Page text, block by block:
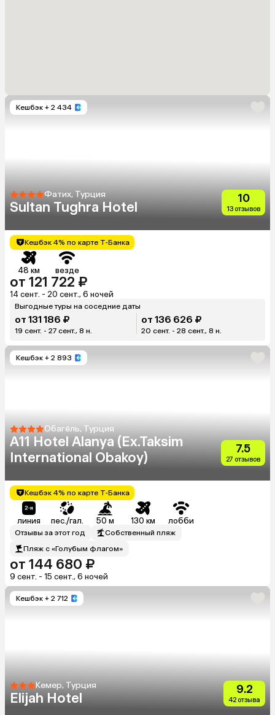
Кешбэк + 2 434
Фатих, Турция
Sultan Tughra Hotel
10
13 отзывов
Кешбэк 4% по карте Т-Банка
48 км везде
от 121 722 ₽
14 сент. - 20 сент., 6 ночей
Выгодные туры на соседние даты
от 131 186 ₽
19 сент. - 27 сент., 8 н.
от 136 626 ₽
20 сент. - 28 сент., 8 н.
Кешбэк + 2 893
Обагёль, Турция
A11 Hotel Alanya (Ex.Taksim
International Obakoy)
7.5
27 отзывов
Кешбэк 4% по карте Т-Банка
линия пес./гал. 50 м 130 км лобби
Отзывы за этот год
Собственный пляж
Пляж с «Голубым флагом»
от 144 680 ₽
9 сент. - 15 сент., 6 ночей
Кешбэк + 2 712
Кемер, Турция
Elijah Hotel
9.2
42 отзыва